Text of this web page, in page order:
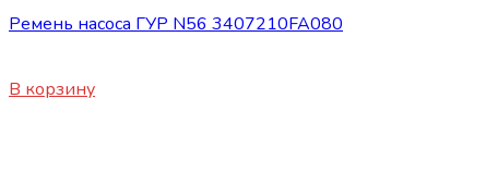
Ремень насоса ГУР N56 3407210FA080
В корзину